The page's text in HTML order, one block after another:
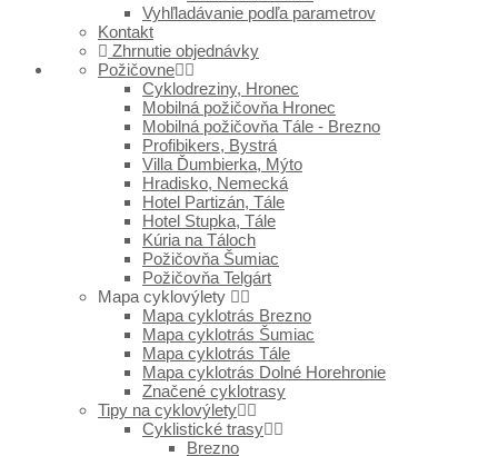
Vyhľladávanie podľa parametrov
Kontakt
Zhrnutie objednávky
Požičovne
Cyklodreziny, Hronec
Mobilná požičovňa Hronec
Mobilná požičovňa Tále - Brezno
Profibikers, Bystrá
Villa Ďumbierka, Mýto
Hradisko, Nemecká
Hotel Partizán, Tále
Hotel Stupka, Tále
Kúria na Táloch
Požičovňa Šumiac
Požičovňa Telgárt
Mapa cyklovýlety
Mapa cyklotrás Brezno
Mapa cyklotrás Šumiac
Mapa cyklotrás Tále
Mapa cyklotrás Dolné Horehronie
Značené cyklotrasy
Tipy na cyklovýlety
Cyklistické trasy
Brezno